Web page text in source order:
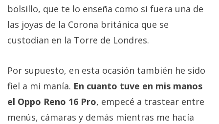
bolsillo, que te lo enseña como si fuera una de
las joyas de la Corona británica que se
custodian en la Torre de Londres.
Por supuesto, en esta ocasión también he sido
fiel a mi manía. En cuanto tuve en mis manos
el Oppo Reno 16 Pro, empecé a trastear entre
menús, cámaras y demás mientras me hacía